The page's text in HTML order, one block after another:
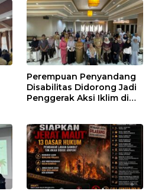
Perempuan Penyandang
Disabilitas Didorong Jadi
Penggerak Aksi Iklim di